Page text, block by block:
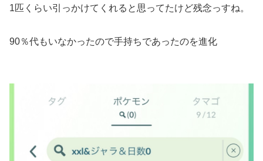
1匹くらい引っかけてくれると思ってたけど残念っすね。
90％代もいなかったので手持ちであったのを進化